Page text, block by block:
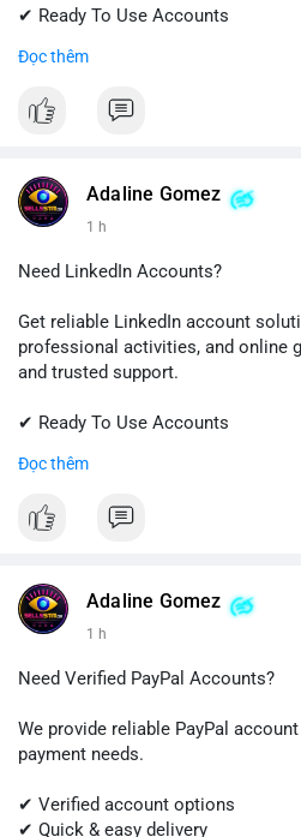
✔ Ready To Use Accounts
✔ Trusted Customer Support
Contact us now to get started!
💬 Telegram: @SellsSMM
#sellssmm
Đọc thêm
Adaline Gomez
1 h
Need LinkedIn Accounts?
Get reliable LinkedIn account
professional activities, and online
and trusted support.
✔ Ready To Use Accounts
✔ Professional Customer Support
📱 WhatsApp: +1 (681) 549-2683
#linkedin #linkedinaccount
#digitalsolutions
#sellssmm
Đọc thêm
Adaline Gomez
1 h
Need Verified PayPal Accounts?
We provide reliable PayPal
payment needs.
✔ Verified account options
✔ Quick & easy delivery